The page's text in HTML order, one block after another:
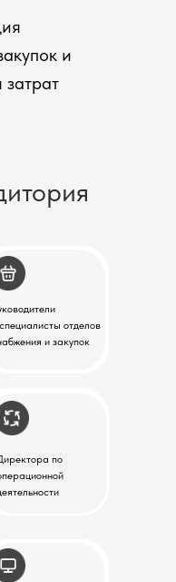
и
по
отделов
и закупок